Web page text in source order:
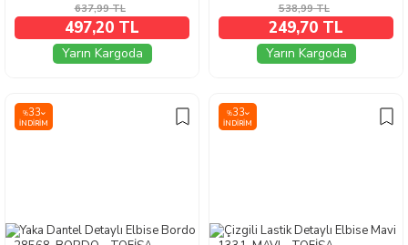
637,99TL
497,20 TL
Yarın Kargoda
538,99TL
249,70 TL
Yarın Kargoda
%33
İNDIRIM
%33
İNDIRIM